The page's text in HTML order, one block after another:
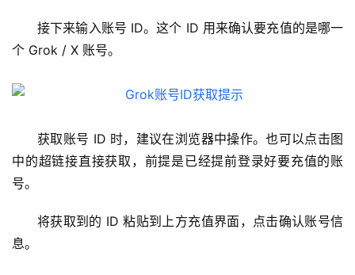
接下来输入账号 ID。这个 ID 用来确认要充值的是哪一
个 Grok / X 账号。
获取账号 ID 时，建议在浏览器中操作。也可以点击图
中的超链接直接获取，前提是已经提前登录好要充值的账
号。
将获取到的 ID 粘贴到上方充值界面，点击确认账号信
息。